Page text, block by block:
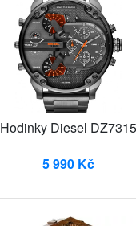
Hodinky Diesel DZ7315
5 990 Kč